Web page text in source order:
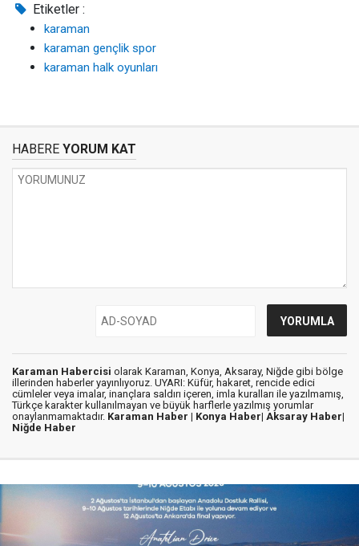
Etiketler :
karaman
karaman gençlik spor
karaman halk oyunları
HABERE YORUM KAT
Karaman Habercisi olarak Karaman, Konya, Aksaray, Niğde gibi bölge
illerinden haberler yayınlıyoruz. UYARI: Küfür, hakaret, rencide edici
cümleler veya imalar, inançlara saldırı içeren, imla kuralları ile yazılmamış,
Türkçe karakter kullanılmayan ve büyük harflerle yazılmış yorumlar
onaylanmamaktadır. Karaman Haber | Konya Haber| Aksaray Haber|
Niğde Haber